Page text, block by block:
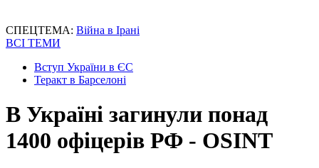
СПЕЦТЕМА: Війна в Ірані
ВСІ ТЕМИ
Вступ України в ЄС
Теракт в Барселоні
В Україні загинули понад
1400 офіцерів РФ - ОЅINT